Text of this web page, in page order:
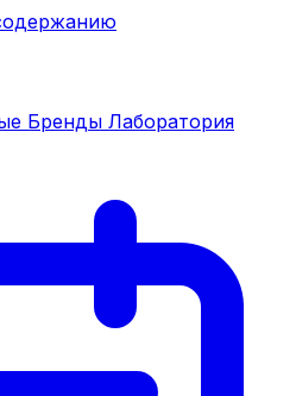
Бренды Лаборатория